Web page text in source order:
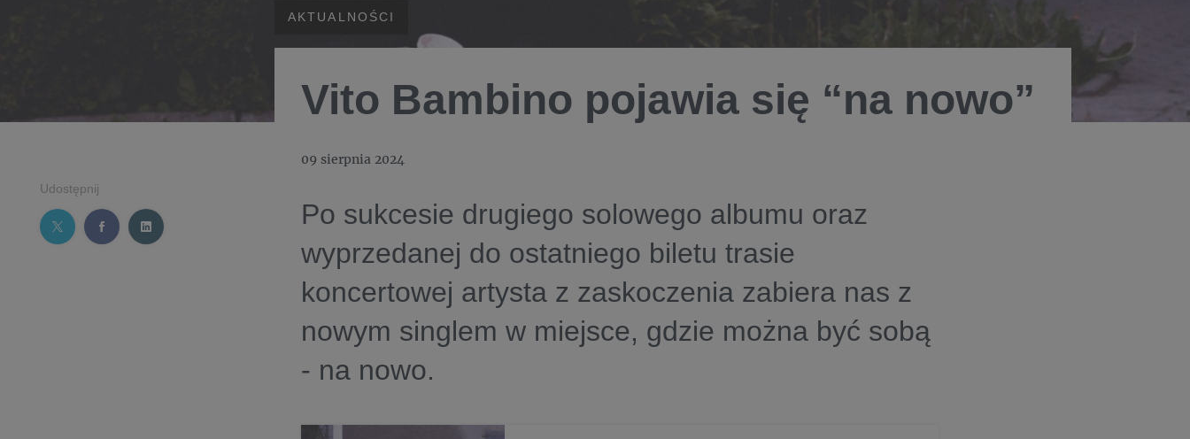
Udostępnij
AKTUALNOŚCI
Vito Bambino pojawia się “na nowo”
09 sierpnia 2024
Po sukcesie drugiego solowego albumu oraz
wyprzedanej do ostatniego biletu trasie
koncertowej artysta z zaskoczenia zabiera nas z
nowym singlem w miejsce, gdzie można być sobą
- na nowo.